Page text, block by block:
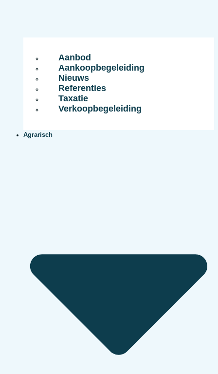
Aanbod
Aankoopbegeleiding
Nieuws
Referenties
Taxatie
Verkoopbegeleiding
Agrarisch